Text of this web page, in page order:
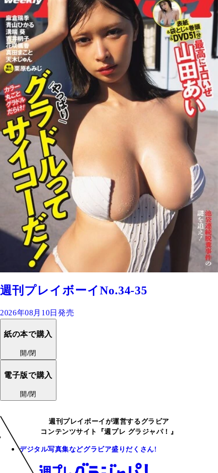
週刊プレイボーイNo.34-35
2026年08月10日発売
紙の本で購入
開/閉
電子版で購入
開/閉
週刊プレイボーイが運営するグラビア
コンテンツサイト『週プレ グラジャパ！』
デジタル写真集などグラビア盛りだくさん!